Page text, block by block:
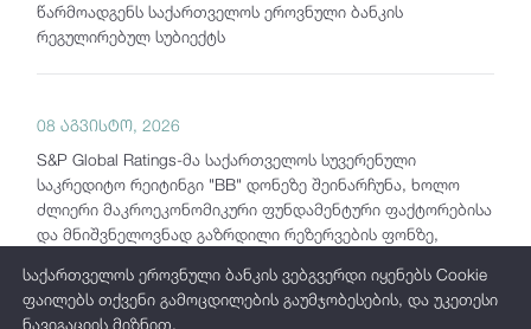
წარმოადგენს საქართველოს ეროვნული ბანკის
რეგულირებულ სუბიექტს
08 აგვისტო, 2026
S&P Global Ratings-მა საქართველოს სუვერენული
საკრედიტო რეიტინგი "BB" დონეზე შეინარჩუნა, ხოლო
ძლიერი მაკროეკონომიკური ფუნდამენტური ფაქტორებისა
და მნიშვნელოვნად გაზრდილი რეზერვების ფონზე,
გააუმჯობესა
საქართველოს ეროვნული ბანკის ვებგვერდი იყენებს Cookie
ფაილებს თქვენი გამოცდილების გაუმჯობესების, და უკეთესი
ნავიგაციის მიზნით.